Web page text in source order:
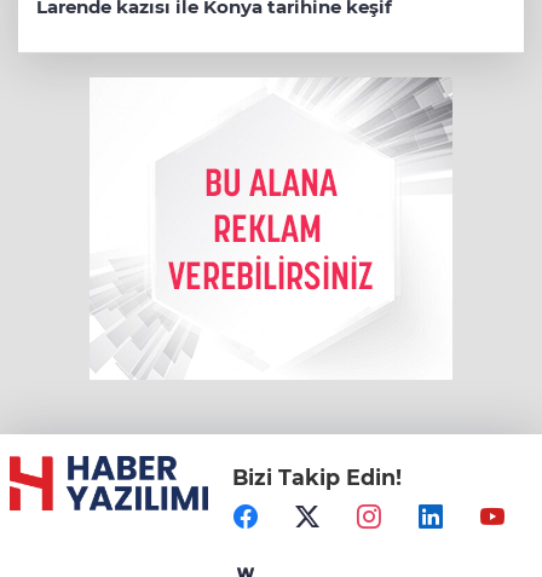
Larende kazısı ile Konya tarihine keşif
Bizi Takip Edin!